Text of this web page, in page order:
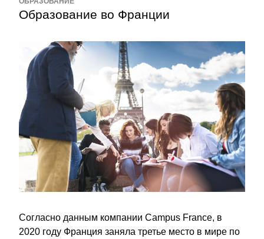
Образование во Франции
Согласно данным компании Campus France, в
2020 году Франция заняла третье место в мире по